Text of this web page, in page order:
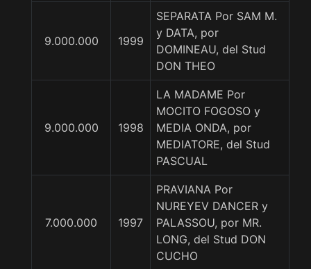
9.000.000 1999
SEPARATA Por SAM M.
y DATA, por
DOMINEAU, del Stud
DON THEO
9.000.000 1998
LA MADAME Por
MOCITO FOGOSO y
MEDIA ONDA, por
MEDIATORE, del Stud
PASCUAL
7.000.000 1997
PRAVIANA Por
NUREYEV DANCER y
PALASSOU, por MR.
LONG, del Stud DON
CUCHO